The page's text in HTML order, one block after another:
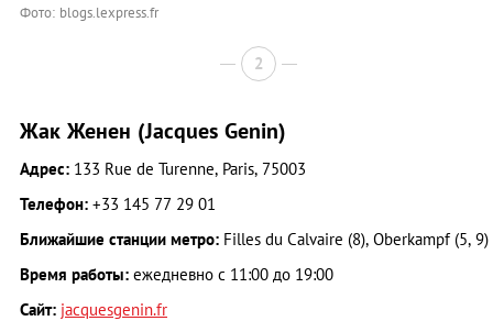
Фото: blogs.lexpress.fr
2
Жак Женен (Jacques Genin)
Адрес: 133 Rue de Turenne, Paris, 75003
Телефон: +33 145 77 29 01
Ближайшие станции метро: Filles du Calvaire (8), Oberkampf (5, 9)
Время работы: ежедневно с 11:00 до 19:00
Сайт: jacquesgenin.fr